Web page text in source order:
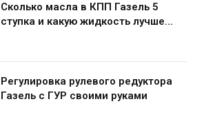
Сколько масла в КПП Газель 5
ступка и какую жидкость лучше
Регулировка рулевого редуктора
Газель с ГУР своими руками